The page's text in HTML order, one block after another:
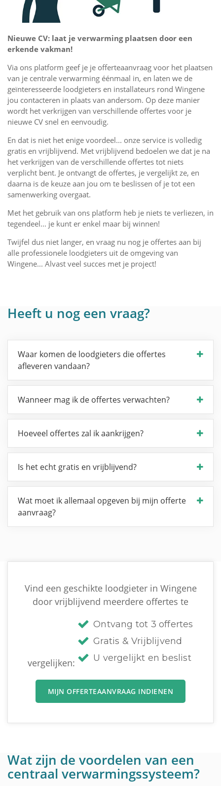
Nieuwe CV: laat je verwarming plaatsen door een
erkende vakman!
Via ons platform geef je je offerteaanvraag voor het plaatsen
van je centrale verwarming éénmaal in, en laten we de
geïnteresseerde loodgieters en installateurs rond Wingene
jou contacteren in plaats van andersom. Op deze manier
wordt het verkrijgen van verschillende offertes voor je
nieuwe CV snel en eenvoudig.
En dat is niet het enige voordeel... onze service is volledig
gratis en vrijblijvend. Met vrijblijvend bedoelen we dat je na
het verkrijgen van de verschillende offertes tot niets
verplicht bent. Je ontvangt de offertes, je vergelijkt ze, en
daarna is de keuze aan jou om te beslissen of je tot een
samenwerking overgaat.
Met het gebruik van ons platform heb je niets te verliezen, in
tegendeel... je kunt er enkel maar bij winnen!
Twijfel dus niet langer, en vraag nu nog je offertes aan bij
alle professionele loodgieters uit de omgeving van
Wingene... Alvast veel succes met je project!
Heeft u nog een vraag?
Waar komen de loodgieters die offertes
afleveren vandaan?
Wanneer mag ik de offertes verwachten?
Hoeveel offertes zal ik aankrijgen?
Is het echt gratis en vrijblijvend?
Wat moet ik allemaal opgeven bij mijn offerte
aanvraag?
Vind een geschikte loodgieter in Wingene
door vrijblijvend meerdere offertes te
vergelijken:
Ontvang tot 3 offertes
Gratis & Vrijblijvend
U vergelijkt en beslist
MIJN OFFERTEAANVRAAG INDIENEN
Wat zijn de voordelen van een
centraal verwarmingssysteem?